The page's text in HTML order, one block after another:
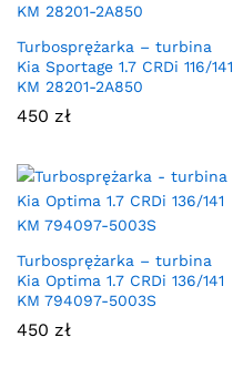
Turbosprężarka – turbina
Kia Sportage 1.7 CRDi 116/141
KM 28201-2A850
450 zł
Turbosprężarka – turbina
Kia Optima 1.7 CRDi 136/141
KM 794097-5003S
450 zł